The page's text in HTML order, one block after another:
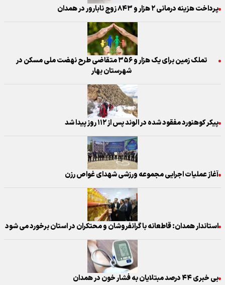
پرداخت هزینه درمانی ۲ هزار و ۸۴۳ زوج نابارور در همدان
تملک زمین برای یک هزار و ۳۵۶ متقاضی طرح نهضت ملی مسکن در
شهرستان بهار
پیکر کوهنورد مفقود شده در الوند پس از ۱۱۲ روز پیدا شد
آغاز عملیات اجرایی مجموعه ورزشی شهدای غواص رزن
استاندار همدان: قاطعانه با گرانفروشان و محتکران در استان برخورد می‌ شود
بی خبری ۴۴ درصد مبتلایان به فشار خون در همدان